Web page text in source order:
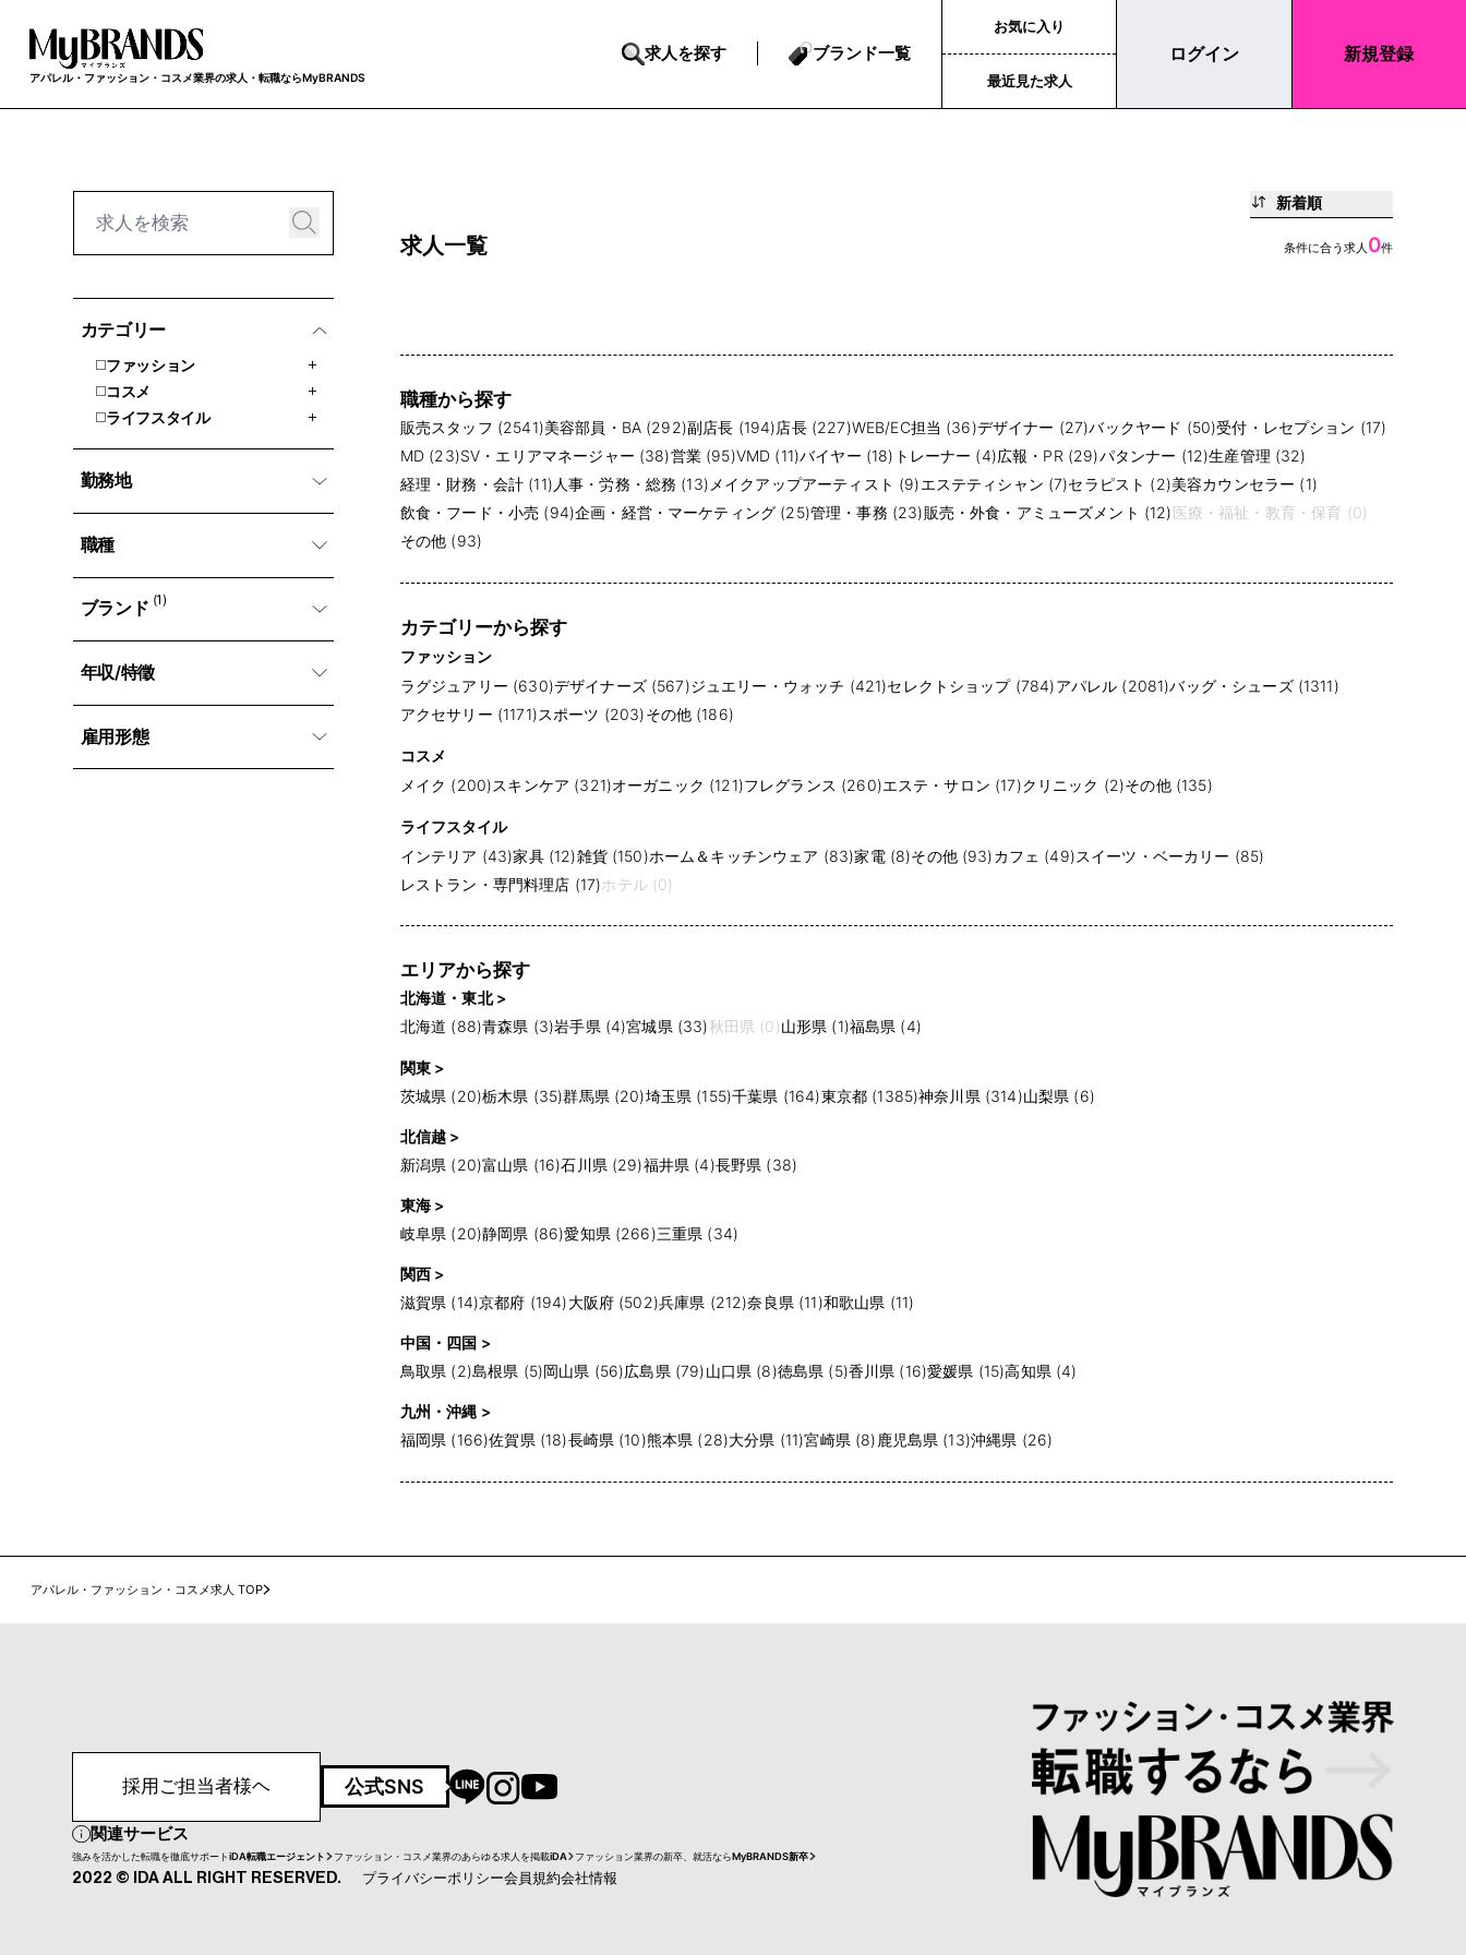
アパレル・ファッション・コスメ業界の求人・転職ならMyBRANDS
求人を探す ブランド一覧
お気に入り
最近見た求人
ログイン 新規登録
カテゴリー
ファッション
コスメ
ライフスタイル
勤務地
職種
ブランド (1)
年収/特徵
雇用形態
新着順
求人一覧 条件に合う求人 0件
職種から探す
販売スタッフ (2541)美容部員・BA (292)副店長 (194)店長 (227)WEB/EC担当 (36)デザイナー (27)バックヤード (50)受付・レセプション (17)
MD (23)SV・エリアマネージャー (38)営業 (95)VMD (11)バイヤー (18) トレーナー (4)広報・PR (29)パタンナー (12)生産管理 (32)
経理・財務・会計 (11)人事・労務・総務 (13)メイクアップアーティスト (9)エステティシャン (7)セラピスト (2)美容カウンセラー (1)
飲食・フード・小売 (94)企画・経営・マーケティング (25)管理・事務 (23)販売・外食・アミューズメント (12)医療・福祉・教育・保育 (0)
その他 (93)
カテゴリーから探す
ファッション
ラグジュアリー (630)デザイナーズ (567)ジュエリー・ウォッチ (421)セレクトショップ (784)アパレル (2081)バッグ・シューズ (1311)
アクセサリー (1171)スポーツ (203)その他 (186)
コスメ
メイク (200)スキンケア (321)オーガニック (121)フレグランス (260)エステ・サロン (17)クリニック (2)その他 (135)
ライフスタイル
インテリア (43)家具 (12)雑貨 (150)ホーム＆キッチンウェア (83)家電 (8)その他 (93)カフェ (49)スイーツ・ベーカリー (85)
レストラン・専門料理店 (17)ホテル (0)
エリアから探す
北海道・東北 >
北海道 (88)青森県 (3)岩手県 (4)宮城県 (33)秋田県 (0)山形県 (1)福島県 (4)
関東 >
茨城県 (20)栃木県 (35)群馬県 (20)埼玉県 (155)千葉県 (164)東京都 (1385)神奈川県 (314)山梨県 (6)
北信越 >
新潟県 (20)富山県 (16)石川県 (29)福井県 (4)長野県 (38)
東海 >
岐阜県 (20)静岡県 (86)愛知県 (266)三重県 (34)
関西 >
滋賀県 (14)京都府 (194)大阪府 (502)兵庫県 (212)奈良県 (11)和歌山県 (11)
中国・四国 >
鳥取県 (2)島根県 (5)岡山県 (56)広島県 (79)山口県 (8)徳島県 (5)香川県 (16)愛媛県 (15)高知県 (4)
九州・沖縄 >
福岡県 (166)佐賀県 (18)長崎県 (10)熊本県 (28)大分県 (11)宮崎県 (8)鹿児島県 (13)沖縄県 (26)
アパレル・ファッション・コスメ求人 TOP
採用ご担当者様ヘ 公式SNS
関連サービス
強みを活かした転職を徹底サポートiDA転職エージェント ファッション・コスメ業界のあらゆる求人を掲載iDA ファッション業界の新卒、就活ならMyBRANDS新卒
2022 © IDA ALL RIGHT RESERVED. プライバシーポリシー会員規約会社情報